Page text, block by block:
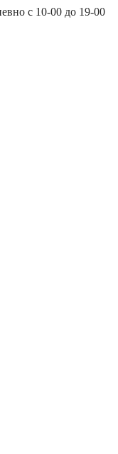
с 10-00 до 19-00